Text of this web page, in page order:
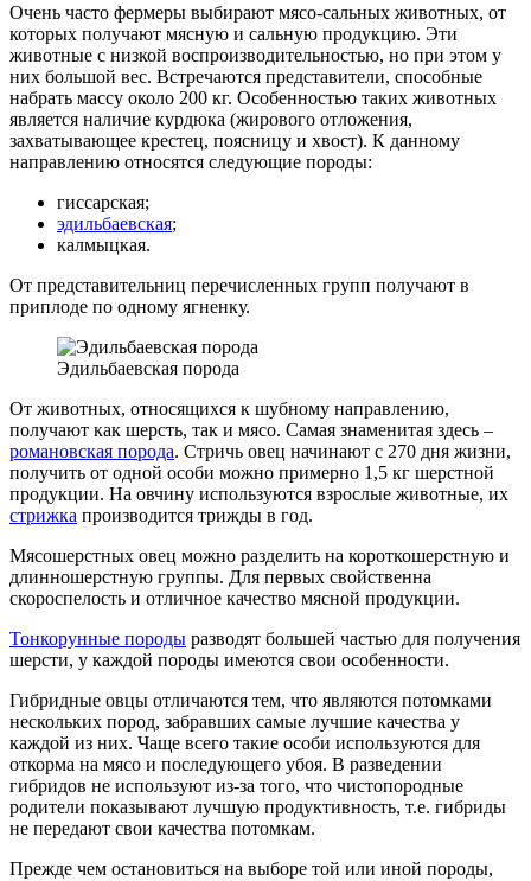
Очень часто фермеры выбирают мясо-сальных животных, от
которых получают мясную и сальную продукцию. Эти
животные с низкой воспроизводительностью, но при этом у
них большой вес. Встречаются представители, способные
набрать массу около 200 кг. Особенностью таких животных
является наличие курдюка (жирового отложения,
захватывающее крестец, поясницу и хвост). К данному
направлению относятся следующие породы:
гиссарская;
эдильбаевская;
калмыцкая.
От представительниц перечисленных групп получают в
приплоде по одному ягненку.
Эдильбаевская порода
От животных, относящихся к шубному направлению,
получают как шерсть, так и мясо. Самая знаменитая здесь –
романовская порода. Стричь овец начинают с 270 дня жизни,
получить от одной особи можно примерно 1,5 кг шерстной
продукции. На овчину используются взрослые животные, их
стрижка производится трижды в год.
Мясошерстных овец можно разделить на короткошерстную и
длинношерстную группы. Для первых свойственна
скороспелость и отличное качество мясной продукции.
Тонкорунные породы разводят большей частью для получения
шерсти, у каждой породы имеются свои особенности.
Гибридные овцы отличаются тем, что являются потомками
нескольких пород, забравших самые лучшие качества у
каждой из них. Чаще всего такие особи используются для
откорма на мясо и последующего убоя. В разведении
гибридов не используют из-за того, что чистопородные
родители показывают лучшую продуктивность, т.е. гибриды
не передают свои качества потомкам.
Прежде чем остановиться на выборе той или иной породы,